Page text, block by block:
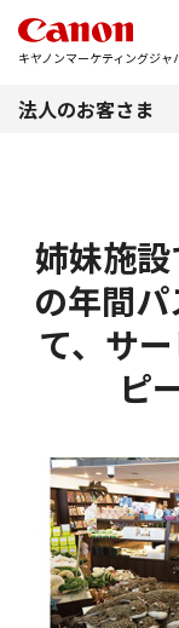
キヤノンマーケティングジャ
法人のお客さま
姉妹施
の年間
て、サ
ピ